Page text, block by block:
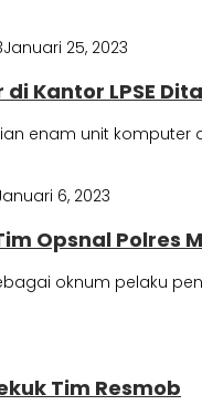
Januari 25, 2023
Kantor LPSE
enam unit komputer
6, 2023
Opsnal Polres
oknum pelaku
Tim Resmob